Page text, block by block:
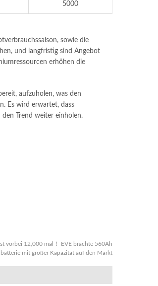
5000
sowie die
und langfristig sind Angebot
erhöhen die
aufzuholen, was den
Es wird erwartet, dass
Trend weiter einholen.
vorbei 12,000 mal！ EVE brachte 560Ah
mit großer Kapazität auf den Markt